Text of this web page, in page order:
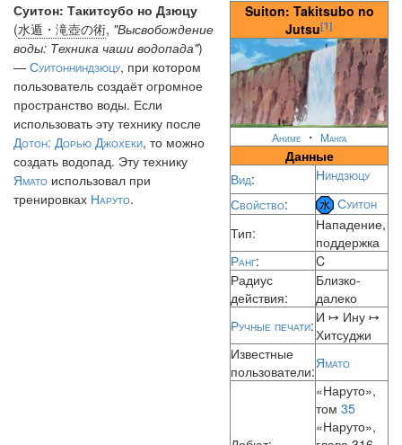
Suiton: Takitsubo no
Jutsu[1]
Аниме ・ Манга
Данные
Вид:
Ниндзюцу
Свойство:
Суитон
Тип:
Нападение,
поддержка
Ранг:
C
Радиус
действия:
Близко-
далеко
Ручные печати: И ↦ Ину ↦
Хитсуджи
Известные
пользователи:Ямато
«Наруто»,
том 35
«Наруто»,
Суитон: Такитсубо но Дзюцу
(水遁・滝壺の術, "Высвобождение
воды: Техника чаши водопада")
— Суитонниндзюцу, при котором
пользователь создаёт огромное
пространство воды. Если
использовать эту технику после
Дотон: Дорью Джохеки, то можно
создать водопад. Эту технику
Ямато использовал при
тренировках Наруто.